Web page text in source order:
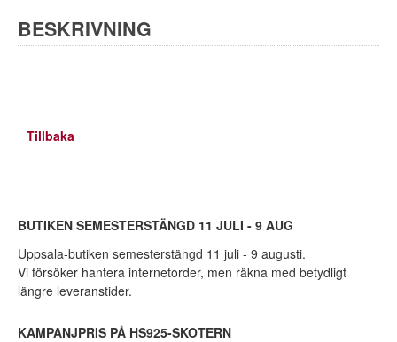
BESKRIVNING
Tillbaka
BUTIKEN SEMESTERSTÄNGD 11 JULI - 9 AUG
Uppsala-butiken semesterstängd 11 juli - 9 augusti.
Vi försöker hantera internetorder, men räkna med betydligt
längre leveranstider.
KAMPANJPRIS PÅ HS925-SKOTERN